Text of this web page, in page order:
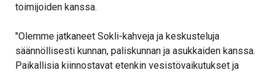
toimijoiden kanssa.
"Olemme jatkaneet Sokli-kahveja ja keskusteluja
säännöllisesti kunnan, paliskunnan ja asukkaiden kanssa.
Paikallisia kiinnostavat etenkin vesistövaikutukset ja